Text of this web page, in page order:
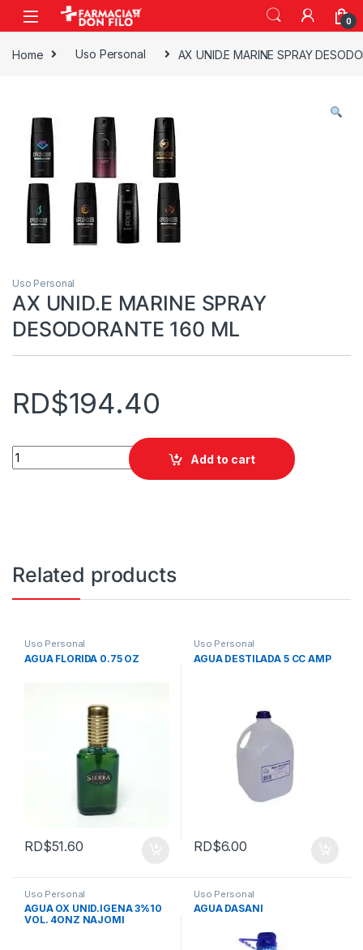
0
Home Uso Personal AX UNID.E MARINE SPRAY
Uso Personal
AX UNID.E MARINE SPRAY
DESODORANTE 160 ML
RD$194.40
AX UNID.E MARINE SPRAY DESODORANTE 160 ML quantity
Add to cart
Related products
Uso Personal
AGUA FLORIDA 0.75 OZ
RD$51.60
Uso Personal
AGUA DESTILADA 5 CC AMP
RD$6.00
Uso Personal
AGUA OX UNID.IGENA 3%10
VOL. 4ONZ NAJOMI
Uso Personal
AGUA DASANI